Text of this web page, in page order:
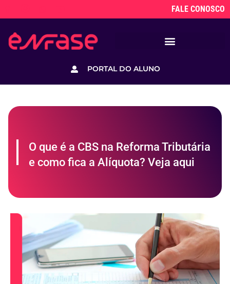
FALE CONOSCO
PORTAL DO ALUNO
O que é a CBS na Reforma Tributária
e como fica a Alíquota? Veja aqui